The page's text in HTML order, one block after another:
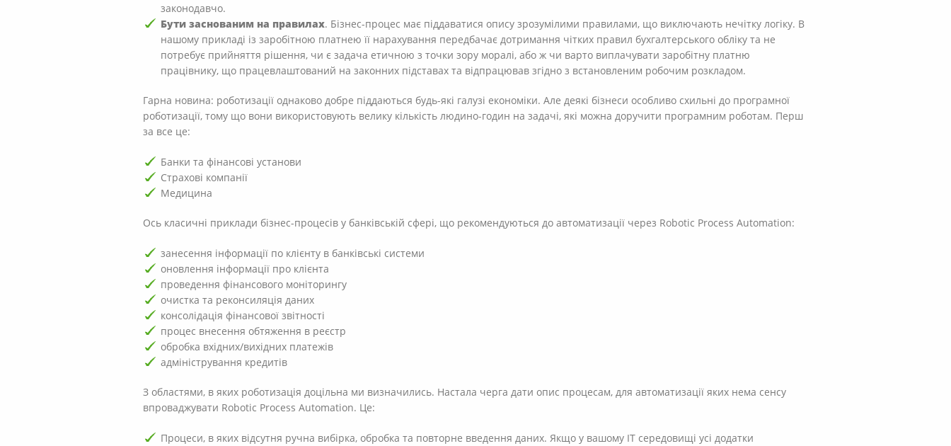
законодавчо.
Бути заснованим на правилах. Бізнес-процес має піддаватися опису зрозумілими правилами, що виключають нечітку логіку. В
нашому прикладі із заробітною платнею її нарахування передбачає дотримання чітких правил бухгалтерського обліку та не
потребує прийняття рішення, чи є задача етичною з точки зору моралі, або ж чи варто виплачувати заробітну платню
працівнику, що працевлаштований на законних підставах та відпрацював згідно з встановленим робочим розкладом.
Гарна новина: роботизації однаково добре піддаються будь-які галузі економіки. Але деякі бізнеси особливо схильні до програмної
роботизації, тому що вони використовують велику кількість людино-годин на задачі, які можна доручити програмним роботам. Перш
за все це:
Банки та фінансові установи
Страхові компанії
Медицина
Ось класичні приклади бізнес-процесів у банківській сфері, що рекомендуються до автоматизації через Robotic Process Automation:
занесення інформації по клієнту в банківські системи
оновлення інформації про клієнта
проведення фінансового моніторингу
очистка та реконсиляція даних
консолідація фінансової звітності
процес внесення обтяження в реєстр
обробка вхідних/вихідних платежів
адміністрування кредитів
З областями, в яких роботизація доцільна ми визначились. Настала черга дати опис процесам, для автоматизації яких нема сенсу
впроваджувати Robotic Process Automation. Це:
Процеси, в яких відсутня ручна вибірка, обробка та повторне введення даних. Якщо у вашому ІТ середовищі усі додатки